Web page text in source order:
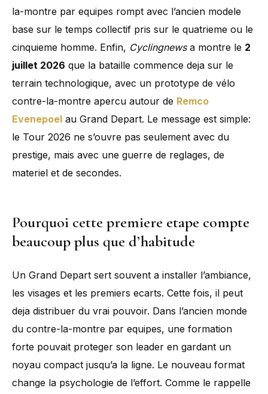
la-montre par equipes rompt avec l’ancien modele
base sur le temps collectif pris sur le quatrieme ou le
cinquieme homme. Enfin, Cyclingnewsa montre le 2
juillet 2026 que la bataille commence deja sur le
terrain technologique, avec un prototype de vélo
contre-la-montre apercu autour de Remco
Evenepoel au Grand Depart. Le message est simple:
le Tour 2026 ne s’ouvre pas seulement avec du
prestige, mais avec une guerre de reglages, de
materiel et de secondes.
Pourquoi cette premiere etape compte
beaucoup plus que d’habitude
Un Grand Depart sert souvent a installer l’ambiance,
les visages et les premiers ecarts. Cette fois, il peut
deja distribuer du vrai pouvoir. Dans l’ancien monde
du contre-la-montre par equipes, une formation
forte pouvait proteger son leader en gardant un
noyau compact jusqu’a la ligne. Le nouveau format
change la psychologie de l’effort. Comme le rappelle